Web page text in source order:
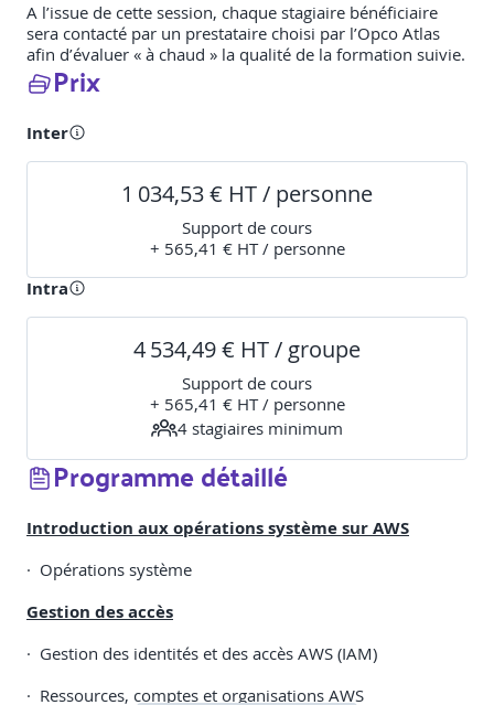
A l’issue de cette session, chaque stagiaire bénéficiaire
sera contacté par un prestataire choisi par l’Opco Atlas
afin d’évaluer « à chaud » la qualité de la formation suivie.
Prix
Inter
1 034,53 € HT / personne
Support de cours
+ 565,41 € HT / personne
Intra
4 534,49 € HT / groupe
Support de cours
+ 565,41 € HT / personne
4 stagiaires minimum
Programme détaillé
Introduction aux opérations système sur AWS
· Opérations système
Gestion des accès
· Gestion des identités et des accès AWS (IAM)
· Ressources, comptes et organisations AWS